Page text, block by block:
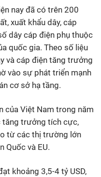
nay đã có trên 200
xuất khẩu dây, cáp
dây cáp điện phụ thuộc
quốc gia. Theo số liệu
và cáp điện tăng trưởng
vào sự phát triển mạnh
cơ sở hạ tầng.
của Việt Nam trong năm
trưởng tích cực,
từ các thị trường lớn
Quốc và EU.
khoảng 3,5-4 tỷ USD,